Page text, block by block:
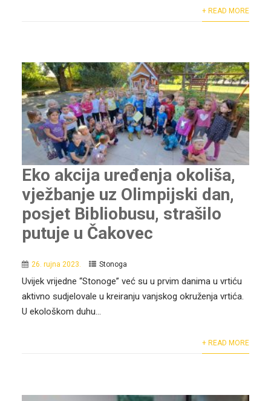
+ READ MORE
Eko akcija uređenja okoliša,
vježbanje uz Olimpijski dan,
posjet Bibliobusu, strašilo
putuje u Čakovec
26. rujna 2023. Stonoga
Uvijek vrijedne “Stonoge” već su u prvim danima u vrtiću
aktivno sudjelovale u kreiranju vanjskog okruženja vrtića.
U ekološkom duhu...
+ READ MORE